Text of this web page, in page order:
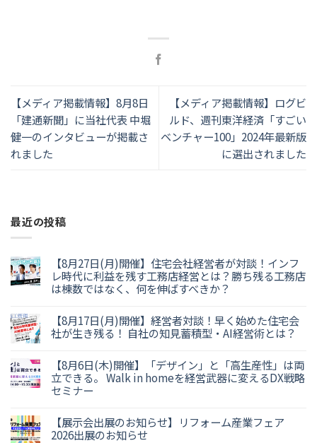
【メディア掲載情報】8月8日
「建通新聞」に当社代表 中堀
健一のインタビューが掲載さ
れました
【メディア掲載情報】ログビ
ルド、週刊東洋経済「すごい
ベンチャー100」2024年最新版
に選出されました
最近の投稿
【8月27日(月)開催】住宅会社経営者が対談！インフ
レ時代に利益を残す工務店経営とは？勝ち残る工務店
は棟数ではなく、何を伸ばすべきか？
【8月17日(月)開催】経営者対談！早く始めた住宅会
社が生き残る！ 自社の知見蓄積型・AI経営術とは？
【8月6日(木)開催】「デザイン」と「高生産性」は両
立できる。 Walk in homeを経営武器に変えるDX戦略
セミナー
【展示会出展のお知らせ】リフォーム産業フェア
2026出展のお知らせ